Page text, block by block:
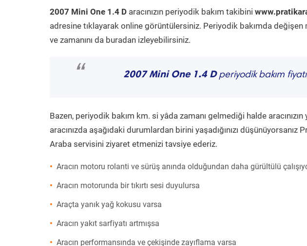
2007 Mini One 1.4 D aracınızın periyodik bakım takibini
adresine tıklayarak online görüntülersiniz. Periyodik bakımda
ve zamanını da buradan izleyebilirsiniz.
“ 2007 Mini One 1.4 Dperiyodik bakım
Bazen, periyodik bakım km. si yâda zamanı gelmediği halde
aracınızda aşağıdaki durumlardan birini yaşadığınızı
Araba servisini ziyaret etmenizi tavsiye ederiz.
Aracın motoru rolanti ve sürüş anında olduğundan daha gürültülü
Aracın motorunda bir tıkırtı sesi duyulursa
Araçta yanık yağ kokusu varsa
Aracın yakıt sarfiyatı artmışsa
Aracın performansında ve çekişinde zayıflama varsa